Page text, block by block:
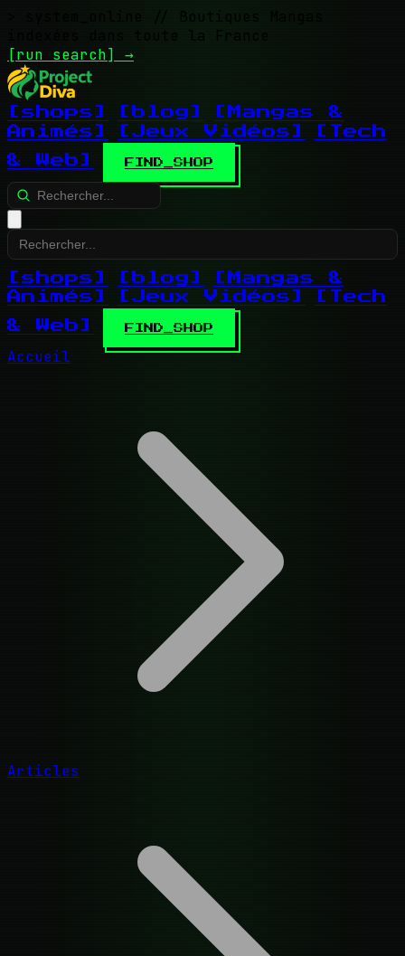
// Boutiques Mangas
indexées dans toute la France
[run search] →
[shops] [blog]
[Mangas &
Animés]
[Jeux Vidéos]
[Tech
& Web]
FIND_SHOP
[shops] [blog]
[Mangas &
Animés]
[Jeux Vidéos]
[Tech
& Web]
FIND_SHOP
Accueil
Articles